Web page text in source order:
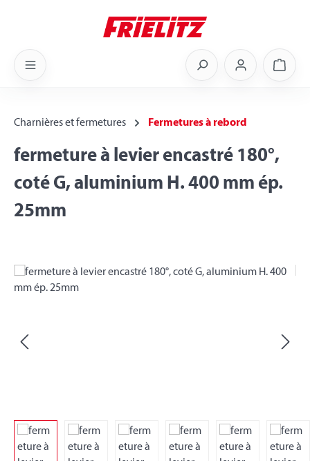
Charnières et fermetures Fermetures à rebord
fermeture à levier encastré 180°,
coté G, aluminium H. 400 mm ép.
25mm
Skip image gallery